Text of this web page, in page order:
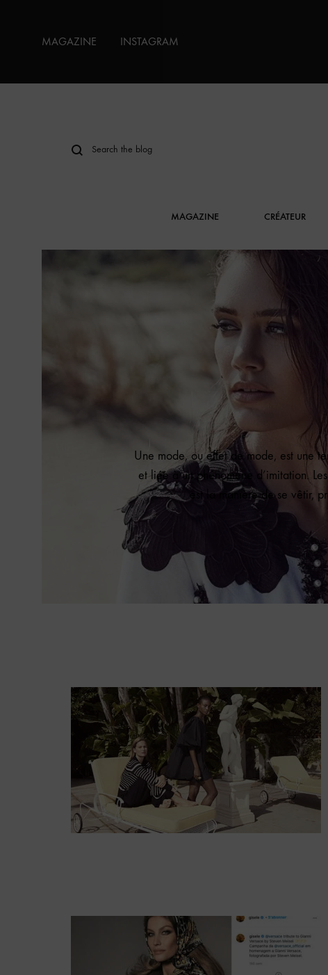
MAGAZINE INSTAGRAM
MAGAZINE CRÉATEUR
Une mode, ou effet de mode, est une
et liée à un phénomène d’imitation.
est la manière de se vêtir,